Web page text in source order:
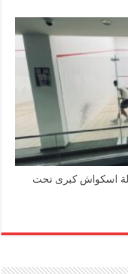
اسكواش كبرى تحت